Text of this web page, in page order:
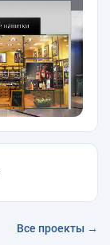
Все проекты →